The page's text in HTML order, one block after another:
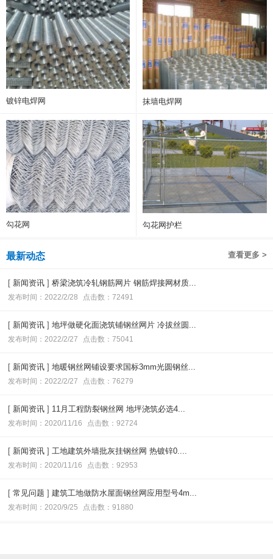
镀锌电焊网 抹墙电焊网
勾花网 勾花网护栏
查看更多 >
最新动态
[ 新闻资讯 ] 桥梁浇筑冷轧钢筋网片 钢筋焊接网材质...
发布时间：2022/2/28 点击数：72491
[ 新闻资讯 ] 地坪做硬化面浇筑铺钢丝网片 冷拔丝圆...
发布时间：2022/2/27 点击数：75041
[ 新闻资讯 ] 地暖钢丝网铺设要求国标3mm光圆钢丝...
发布时间：2022/2/27 点击数：76279
[ 新闻资讯 ] 11月工程防裂钢丝网 地坪浇筑必选4...
发布时间：2020/11/16 点击数：92724
[ 新闻资讯 ] 工地建筑外墙批灰挂钢丝网 热镀锌0....
发布时间：2020/11/16 点击数：92953
[ 常见问题 ] 建筑工地做防水屋面钢丝网应用型号4m...
发布时间：2020/9/25 点击数：91880